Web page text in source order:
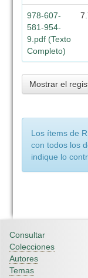
978-607-
581-954-
9.pdf (Texto
Completo)
Mostrar el
Los ítems de
con todos los
indique lo
Consultar
Colecciones
Autores
Temas